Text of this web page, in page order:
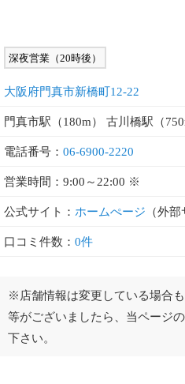
深夜営業（20時後）
大阪府門真市新橋町12-22
門真市駅（180m） 古川橋駅（
電話番号： 06-6900-2220
営業時間：9:00～22:00 ※
公式サイト： ホームぺージ （外部
口コミ件数： 0件
※店舗情報は変更している場合
等がございましたら、当ページ
下さい。